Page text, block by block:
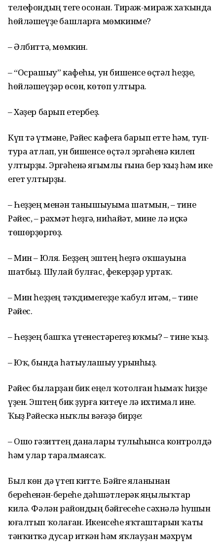
телефондың теге осонан. Тираж-мираж хаҡында
һөйләшеүҙе башларға мөмкинме?
– Әлбиттә, мөмкин.
– “Осрашыу” кафеһы, ун бишенсе өҫтәл һеҙҙе,
һөйләшеүҙәр өсөн, көтөп ултыра.
– Хәҙер барып етербеҙ.
Күп тә үтмәне, Рәйес кафеға барып етте һәм, туп-
тура атлап, ун бишенсе өҫтәл эргәһенә килеп
ултырҙы. Эргәһенә яғымлы ғына бер ҡыҙ һәм ике
егет ултырҙы.
– Һеҙҙең менән танышыуыма шатмын, – тине
Рәйес, – рәхмәт һеҙгә, ниһайәт, мине лә иҫкә
төшөрҙөргөҙ.
– Мин – Юля. Беҙҙең эштең һеҙгә оҡшауына
шатбыҙ. Шулай булғас, фекерҙәр уртаҡ.
– Мин һеҙҙең тәҡдимегеҙҙе ҡабул итәм, – тине
Рәйес.
– Һеҙҙең башҡа үтенестәрегеҙ юҡмы? – тине ҡыҙ.
– Юҡ, бында һатыулашыу урынһыҙ.
Рәйес быларҙан бик еңел ҡотолған һымаҡ һиҙҙе
үҙен. Эштең бик ҙурға китеүе лә ихтимал ине.
Ҡыҙ Рәйескә ныҡлы вәғәҙә бирҙе:
– Ошо гәзиттең даналары тулыһынса контролдә
һәм улар таралмаясаҡ.
Был көн дә үтеп китте. Бәйге яланынан
береһенән-береһе дәһшәтлерәк яңылыҡтар
килә. Фәлән райондың бәйгесеһе сәхнәлә һушын
юғалтып ҡолаған. Икенсеһе яҡташтарын ҡаты
тәнҡиткә дусар иткән һәм яҡлауҙан мәхрүм